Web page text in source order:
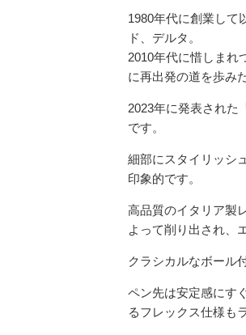
1980年代に創業して
ド、デルタ。
2010年代に惜しまれ
に再出発の道を歩み
2023年に発表された
です。
細部にスタイリッシ
印象的です。
高品質のイタリア製
よって削り出され、
クラシカルなボール
ペン先は安定感にす
るフレックス仕様も